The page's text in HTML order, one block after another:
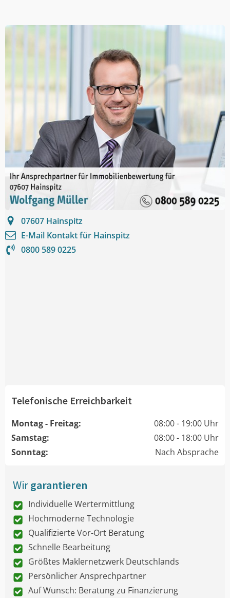
07607 Hainspitz
E-Mail Kontakt für Hainspitz
0800 589 0225
Telefonische Erreichbarkeit
Montag - Freitag:
08:00 - 19:00 Uhr
Samstag:
08:00 - 18:00 Uhr
Sonntag:
Nach Absprache
Wirgarantieren
Individuelle Wertermittlung
Hochmoderne Technologie
Qualifizierte Vor-Ort Beratung
Schnelle Bearbeitung
Größtes Maklernetzwerk Deutschlands
Persönlicher Ansprechpartner
Auf Wunsch: Beratung zu Finanzierung